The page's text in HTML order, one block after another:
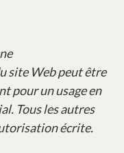
site Web peut être
pour un usage en
Tous les autres
écrite.